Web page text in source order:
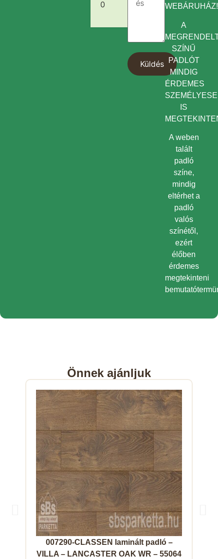
0
WEBÁRUHÁZ!
A
SZÍNŰ
PADLÓT
MINDIG
ÉRDEMES
IS
A weben
talált
padló
színe,
mindig
eltérhet a
padló
valós
színétől,
ezért
élőben
érdemes
megtekinteni
Önnek ajánljuk
007290-CLASSEN laminált padló –
VILLA – LANCASTER OAK WR – 55064